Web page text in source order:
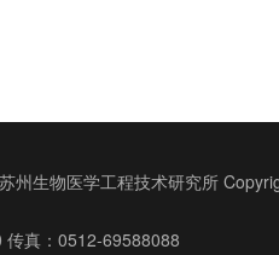
州生物医学工程技术研究所
真：0512-69588088